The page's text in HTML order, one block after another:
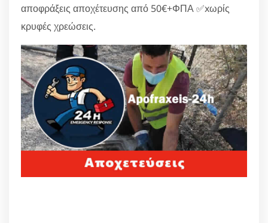
αποφράξεις αποχέτευσης από 50€+ΦΠΑ ✅xωρίς
κρυφές χρεώσεις.